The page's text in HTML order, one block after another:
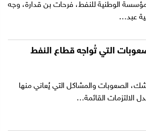
الوطنية للنفط، فرحات بن قدارة، وجه
عبد…
التي تُواجه قطاع النفط
الصعوبات والمشاكل التي يُعاني منها
الالتزمات القائمة…